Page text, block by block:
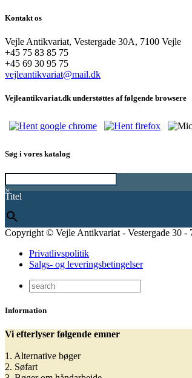
Kontakt os
Vejle Antikvariat, Vestergade 30A, 7100 Vejle
+45 75 83 85 75
+45 69 30 95 75
vejleantikvariat@mail.dk
Vejleantikvariat.dk understøttes af følgende browsere
Søg i vores katalog
×
Titel
Copyright © Vejle Antikvariat - Vestergade 30
Privatlivspolitik
Salgs- og leveringsbetingelser
Information
Vi efterlyser følgende emner
1. Alternative bøger
2. Søfart